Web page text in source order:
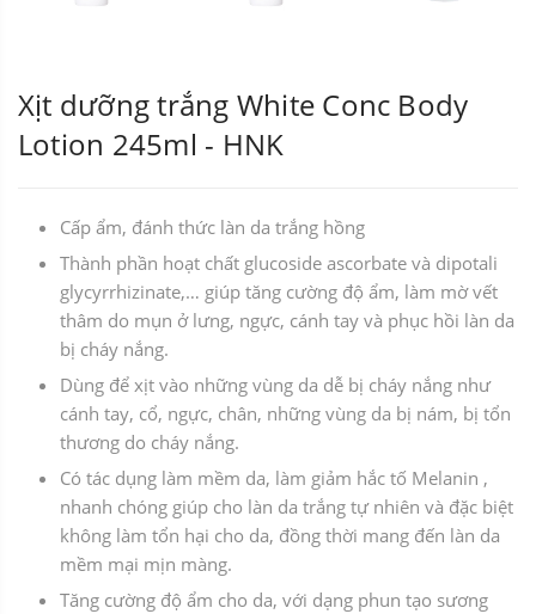
Xịt dưỡng trắng White Conc Body
Lotion 245ml - HNK
Cấp ẩm, đánh thức làn da trắng hồng
Thành phần hoạt chất glucoside ascorbate và dipotali
glycyrrhizinate,… giúp tăng cường độ ẩm, làm mờ vết
thâm do mụn ở lưng, ngực, cánh tay và phục hồi làn da
bị cháy nắng.
Dùng để xịt vào những vùng da dễ bị cháy nắng như
cánh tay, cổ, ngực, chân, những vùng da bị nám, bị tổn
thương do cháy nắng.
Có tác dụng làm mềm da, làm giảm hắc tố Melanin ,
nhanh chóng giúp cho làn da trắng tự nhiên và đặc biệt
không làm tổn hại cho da, đồng thời mang đến làn da
mềm mại mịn màng.
Tăng cường độ ẩm cho da, với dạng phun tạo sương